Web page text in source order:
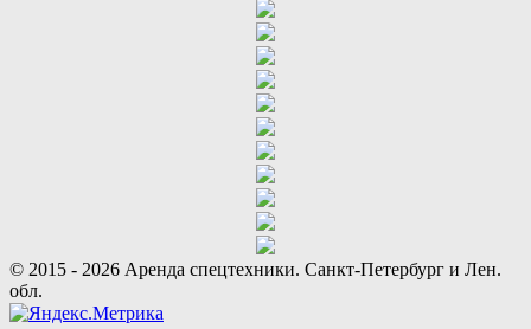
© 2015 - 2026 Аренда спецтехники. Санкт-Петербург и Лен.
обл.